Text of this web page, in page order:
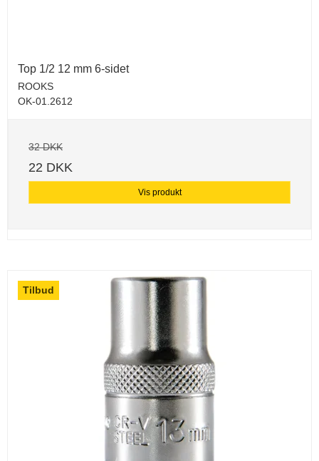
Top 1/2 12 mm 6-sidet
ROOKS
OK-01.2612
32 DKK
22 DKK
Vis produkt
Tilbud